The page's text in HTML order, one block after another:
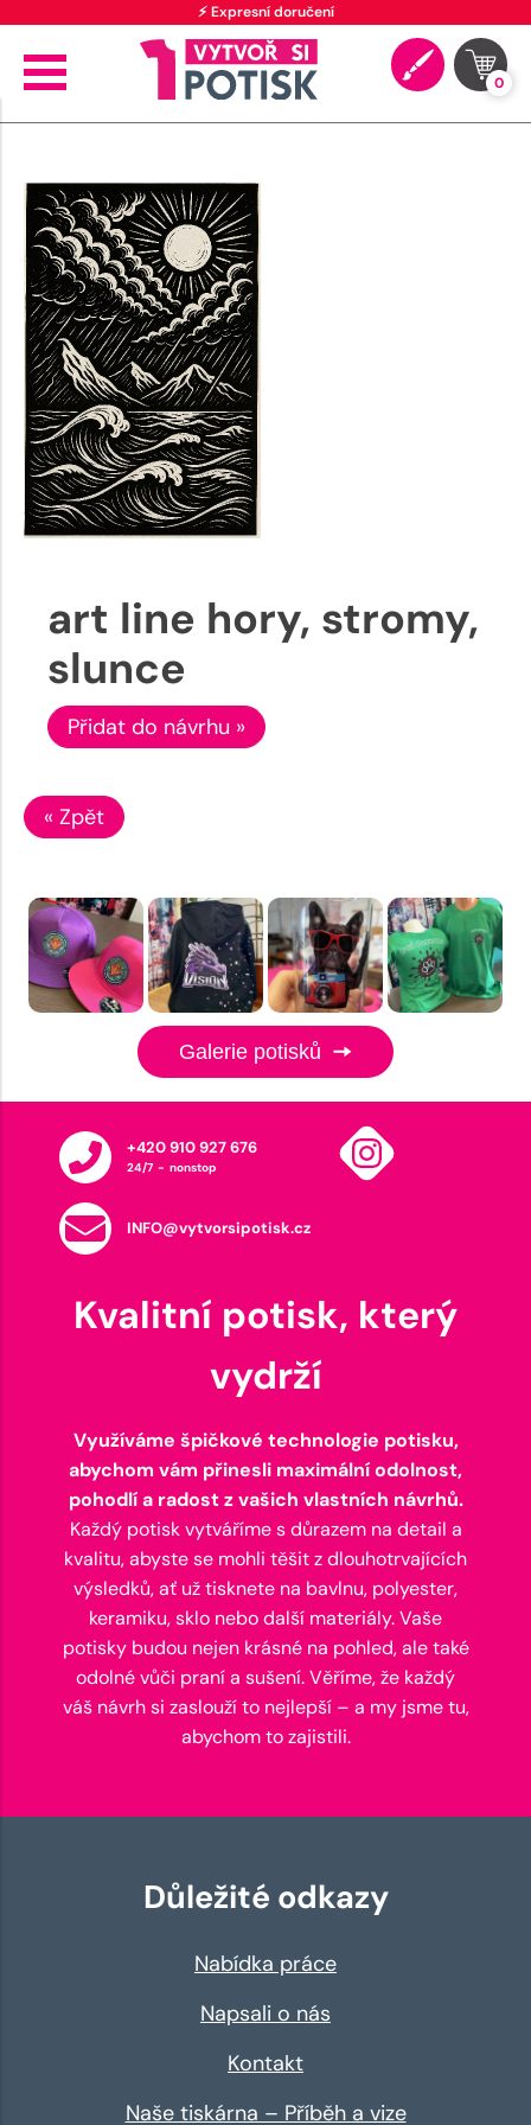
⚡ Expresní doručení
0
art line hory, stromy,
slunce
Přidat do návrhu »
« Zpět
Galerie potisků
+420 910 927 676
24/7 - nonstop
INFO@vytvorsipotisk.cz
Kvalitní potisk, který
vydrží
Využíváme špičkové technologie potisku,
abychom vám přinesli maximální odolnost,
pohodlí a radost z vašich vlastních návrhů.
Každý potisk vytváříme s důrazem na detail a
kvalitu, abyste se mohli těšit z dlouhotrvajících
výsledků, ať už tisknete na bavlnu, polyester,
keramiku, sklo nebo další materiály. Vaše
potisky budou nejen krásné na pohled, ale také
odolné vůči praní a sušení. Věříme, že každý
váš návrh si zaslouží to nejlepší – a my jsme tu,
abychom to zajistili.
Důležité odkazy
Nabídka práce
Napsali o nás
Kontakt
Naše tiskárna – Příběh a vize